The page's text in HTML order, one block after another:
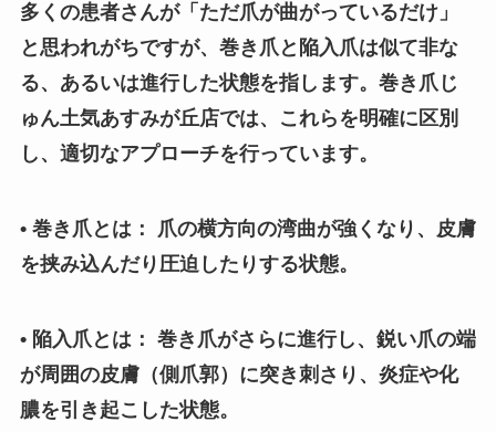
多くの患者さんが「ただ爪が曲がっているだけ」
と思われがちですが、巻き爪と陥入爪は似て非な
る、あるいは進行した状態を指します。巻き爪じ
ゅん土気あすみが丘店では、これらを明確に区別
し、適切なアプローチを行っています。
• 巻き爪とは： 爪の横方向の湾曲が強くなり、皮膚
を挟み込んだり圧迫したりする状態。
• 陥入爪とは： 巻き爪がさらに進行し、鋭い爪の端
が周囲の皮膚（側爪郭）に突き刺さり、炎症や化
膿を引き起こした状態。